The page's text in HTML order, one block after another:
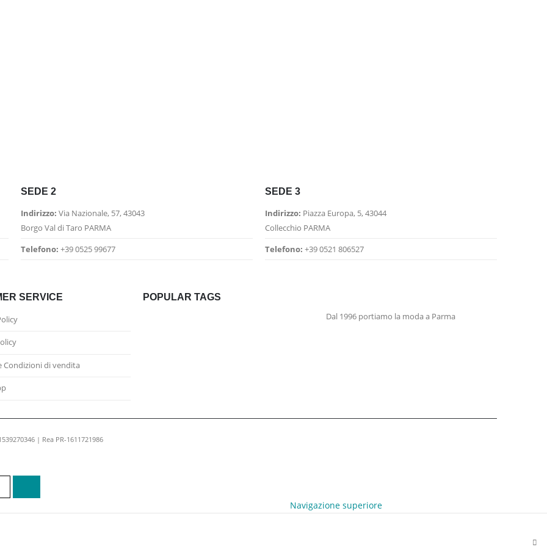
SEDE 2
Indirizzo: Via Nazionale, 57, 43043
Borgo Val di Taro PARMA
Telefono: +39 0525 99677
SEDE 3
Indirizzo: Piazza Europa, 5, 43044
Collecchio PARMA
Telefono: +39 0521 806527
SERVICE
Condizioni di vendita
POPULAR TAGS
Dal 1996 portiamo la moda a Parma
| Rea PR-1611721986
Navigazione superiore